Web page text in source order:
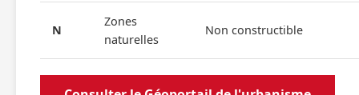
N
Zones
naturelles
Non constructible